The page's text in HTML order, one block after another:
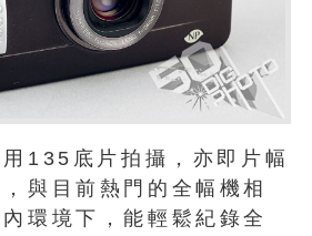
135底片拍攝，亦即片幅
與目前熱門的全幅機相
環境下，能輕鬆紀錄全